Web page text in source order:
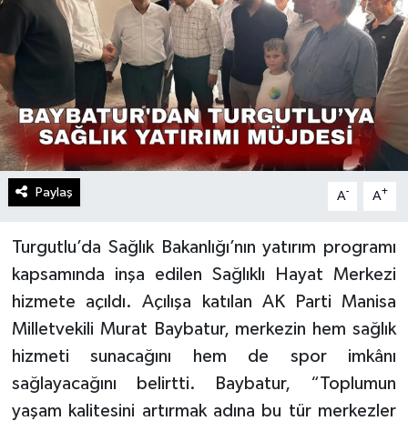
Paylaş A- A+
Turgutlu’da Sağlık Bakanlığı’nın yatırım programı
kapsamında inşa edilen Sağlıklı Hayat Merkezi
hizmete açıldı. Açılışa katılan AK Parti Manisa
Milletvekili Murat Baybatur, merkezin hem sağlık
hizmeti sunacağını hem de spor imkânı
sağlayacağını belirtti. Baybatur, “Toplumun
yaşam kalitesini artırmak adına bu tür merkezler